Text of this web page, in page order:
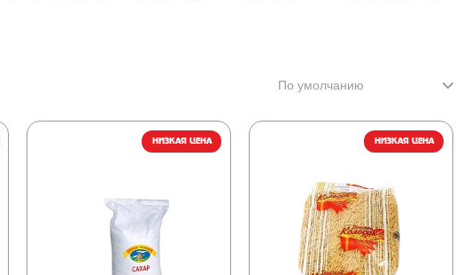
НИЗКАЯ ЦЕНА НИЗКАЯ ЦЕНА